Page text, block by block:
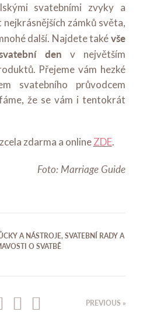
svatebními zvyky a
zámků světa,
další. Najdete takévše
den v největším
Přejeme vám hezké
svatebního průvodcem
že se vám i tentokrát
zdarma a onlineZDE.
Foto: Marriage Guide
A NÁSTROJE,SVATEBNÍ RADY A
O SVATBĚ
PREVIOUS »